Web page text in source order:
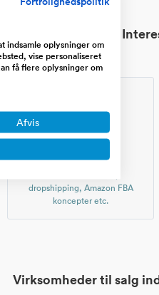
Webshop
dropshipping, Amazon FBA
koncepter etc.
Virksomheder til salg
indsamle oplysninger om
vise personaliseret
få flere oplysninger om
Afvis